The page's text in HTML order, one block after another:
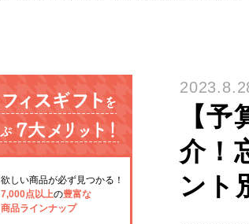
【
介！
ント
欲しい商品が必ず見つかる！
7,000点以上の豊富な
商品ラインナップ